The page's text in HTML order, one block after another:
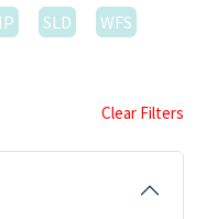
SLD
WFS
Clear Filters